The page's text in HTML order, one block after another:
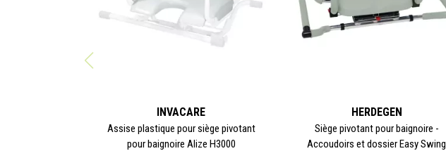
INVACARE
Assise plastique pour siège pivotant
pour baignoire Alize H3000
HERDEGEN
Siège pivotant pour baignoire -
Accoudoirs et dossier Easy Swing